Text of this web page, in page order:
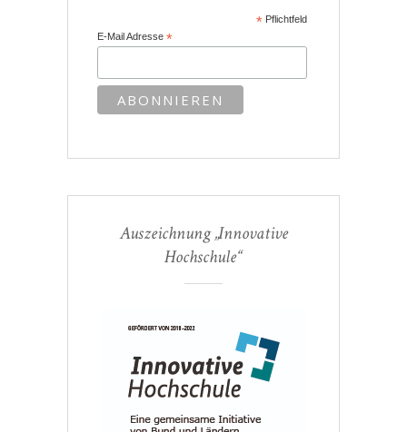
* Pflichtfeld
E-Mail Adresse*
Auszeichnung „Innovative
Hochschule“